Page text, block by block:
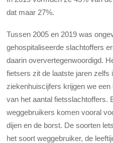
dat maar 27%.
Tussen 2005 en 2019 was
gehospitaliseerde slachtoffers
daarin oververtegenwoordigd.
fietsers zit de laatste jaren zelfs
ziekenhuiscijfers krijgen we
van het aantal fietsslachtoffers.
weggebruikers komen vooral
dijen en de borst. De soorten
het soort weggebruiker, de